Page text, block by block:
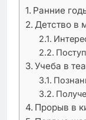
Ранние
Детство в
Учеба в
Прорыв в